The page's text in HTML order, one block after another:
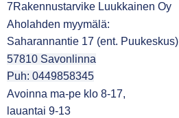
7Rakennustarvike Luukkainen Oy
Aholahden myymälä:
Saharannantie 17 (ent. Puukeskus)
57810 Savonlinna
Puh: 0449858345
Avoinna ma-pe klo 8-17,
lauantai 9-13